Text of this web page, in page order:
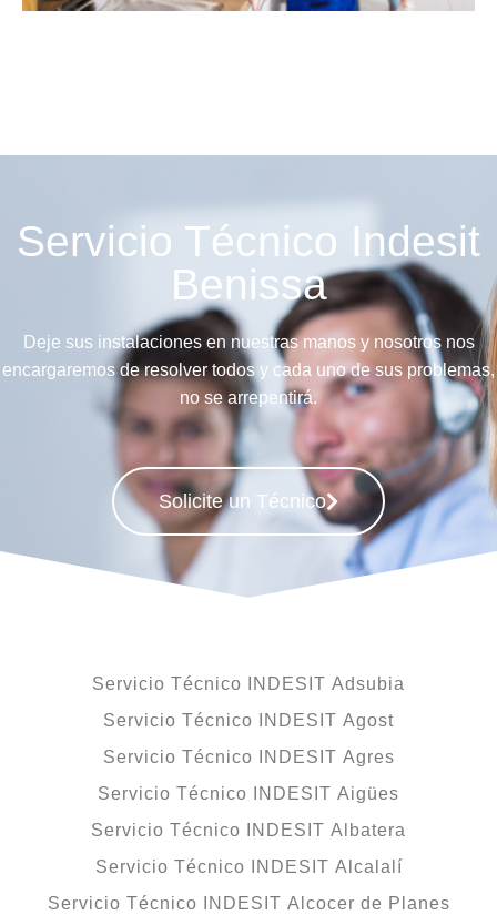
Servicio Técnico Indesit
Benissa
Deje sus instalaciones en nuestras manos y nosotros nos
encargaremos de resolver todos y cada uno de sus problemas,
no se arrepentirá.
Solicite un Técnico
Servicio Técnico INDESIT Adsubia
Servicio Técnico INDESIT Agost
Servicio Técnico INDESIT Agres
Servicio Técnico INDESIT Aigües
Servicio Técnico INDESIT Albatera
Servicio Técnico INDESIT Alcalalí
Servicio Técnico INDESIT Alcocer de Planes